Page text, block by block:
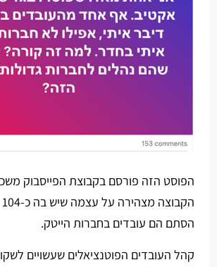
הפוסט הזה פורסם בקבוצת הפייסבוק
הסתם הם עובדים בחברות הייטק.
קהל העובדים הפוטנציאלים שעשויים